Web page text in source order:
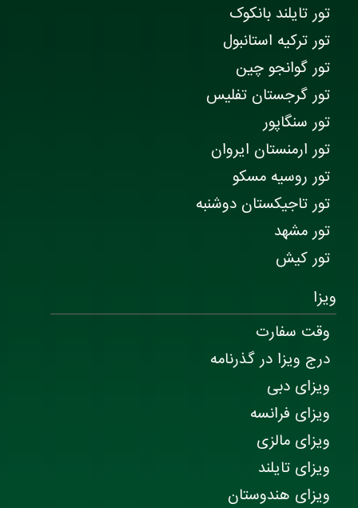
تور تایلند بانکوک
تور ترکیه استانبول
تور گوانجو چین
تور گرجستان تفلیس
تور سنگاپور
تور ارمنستان ایروان
تور روسیه مسکو
تور تاجیکستان دوشنبه
تور مشهد
تور کیش
ویزا
وقت سفارت
درج ویزا در گذرنامه
ویزای دبی
ویزای فرانسه
ویزای مالزی
ویزای تایلند
ویزای هندوستان